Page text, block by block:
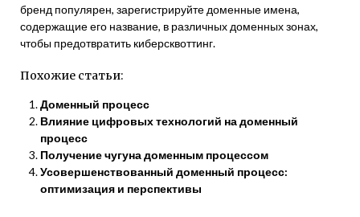
бренд популярен, зарегистрируйте доменные имена,
содержащие его название, в различных доменных зонах,
чтобы предотвратить киберсквоттинг.
Похожие статьи:
Доменный процесс
Влияние цифровых технологий на доменный
процесс
Получение чугуна доменным процессом
Усовершенствованный доменный процесс:
оптимизация и перспективы